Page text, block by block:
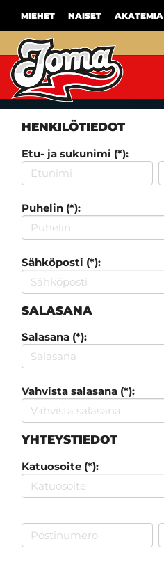
MIEHET NAISET AKATEMIA
HENKILÖTIEDOT
Etu- ja sukunimi (*):
Puhelin (*):
Sähköposti (*):
SALASANA
Salasana (*):
Vahvista salasana (*):
YHTEYSTIEDOT
Katuosoite (*):